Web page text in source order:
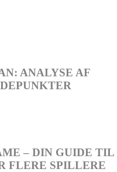
ANALYSE AF
– DIN GUIDE TIL
FLERE SPILLERE